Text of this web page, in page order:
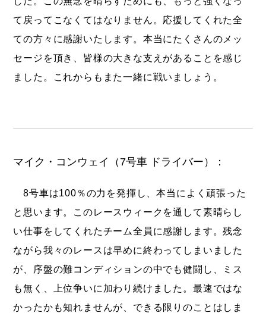
て戻ってこなくてはなりません。応援してくれた全
ての方々に感謝いたします。本当にたくさんのメッ
セージを頂き、皆様の大きな支えがあることを感じ
ました。これからもまた一緒に戦いましょう。
マイク・コンウェイ（7号車 ドライバー）：
8号車は100％の力を発揮し、本当によく頑張った
と思います。このレースウィークを通して素晴らし
い仕事をしてくれたチーム全員に感謝します。残念
ながら我々のレースは早めに終わってしまいました
が、序盤の難コンディションの中でも健闘し、ミス
も無く、上位争いに加わり続けました。最速ではな
かったかも知れませんが、できる限りのことはしま